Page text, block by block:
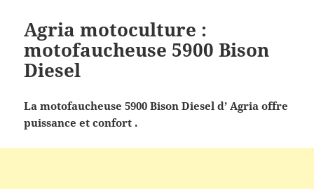
Agria motoculture :
motofaucheuse 5900 Bison
Diesel
La motofaucheuse 5900 Bison Diesel d’ Agria offre
puissance et confort .